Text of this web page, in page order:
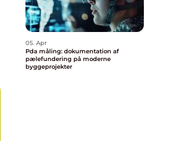
05. Apr
Pda måling: dokumentation af
pælefundering på moderne
byggeprojekter